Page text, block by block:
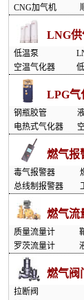
CNG加气机
LNG
低温泵
空温气化器
LPG气
钢瓶胶管
电热式气化器
燃气报
毒气报警器
总线制报警器
燃气流
质量流量计
罗茨流量计
燃气阀
拉断阀